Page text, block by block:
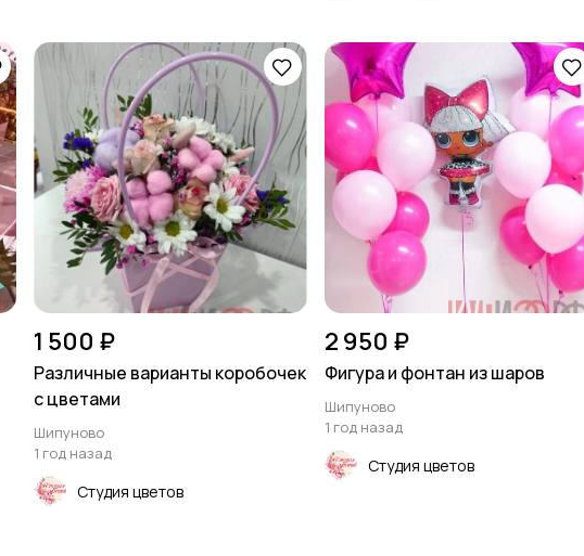
1 500 ₽
Различные варианты коробочек
с цветами
Шипуново
1 год назад
Студия цветов
2 950 ₽
Фигура и фонтан из шаров
Шипуново
1 год назад
Студия цветов